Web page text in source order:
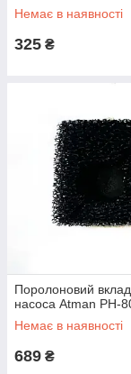
Немає в наявності
325 ₴
Поролоновий
насоса Atman PH-
Немає в наявності
689 ₴